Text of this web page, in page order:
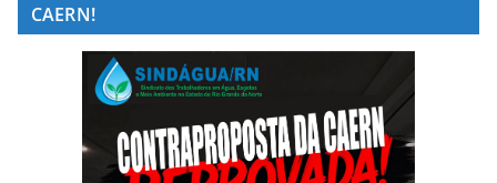
CAERN!